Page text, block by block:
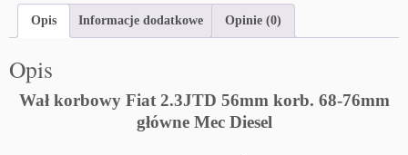
Opis Informacje dodatkowe Opinie (0)
Opis
Wał korbowy Fiat 2.3JTD 56mm korb. 68-76mm
główne Mec Diesel